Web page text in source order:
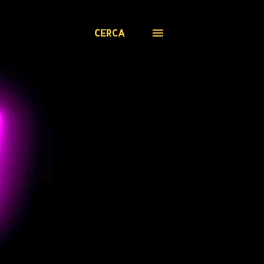
CERCA